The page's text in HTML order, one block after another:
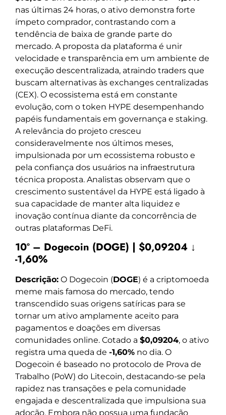
nas últimas 24 horas, o ativo demonstra forte
ímpeto comprador, contrastando com a
tendência de baixa de grande parte do
mercado. A proposta da plataforma é unir
velocidade e transparência em um ambiente de
execução descentralizada, atraindo traders que
buscam alternativas às exchanges centralizadas
(CEX). O ecossistema está em constante
evolução, com o token HYPE desempenhando
papéis fundamentais em governança e staking.
A relevância do projeto cresceu
consideravelmente nos últimos meses,
impulsionada por um ecossistema robusto e
pela confiança dos usuários na infraestrutura
técnica proposta. Analistas observam que o
crescimento sustentável da HYPE está ligado à
sua capacidade de manter alta liquidez e
inovação contínua diante da concorrência de
outras plataformas DeFi.
10º – Dogecoin (DOGE) | $0,09204 ↓
-1,60%
Descrição: O Dogecoin (DOGE) é a criptomoeda
meme mais famosa do mercado, tendo
transcendido suas origens satíricas para se
tornar um ativo amplamente aceito para
pagamentos e doações em diversas
comunidades online. Cotado a $0,09204, o ativo
registra uma queda de -1,60% no dia. O
Dogecoin é baseado no protocolo de Prova de
Trabalho (PoW) do Litecoin, destacando-se pela
rapidez nas transações e pela comunidade
engajada e descentralizada que impulsiona sua
adoção. Embora não possua uma fundação